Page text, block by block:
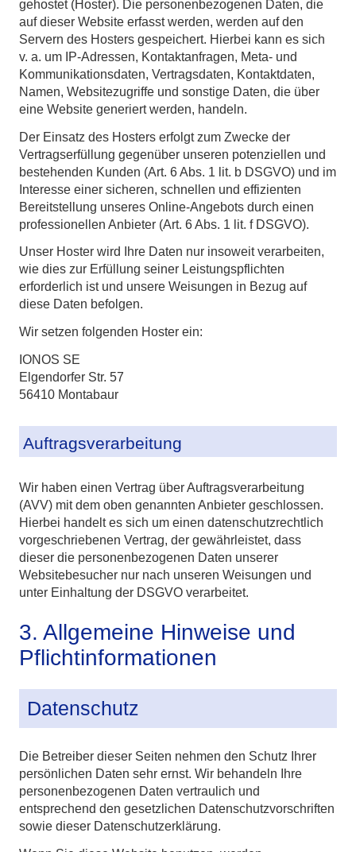
gehostet (Hoster). Die personenbezogenen Daten, die
auf dieser Website erfasst werden, werden auf den
Servern des Hosters gespeichert. Hierbei kann es sich
v. a. um IP-Adressen, Kontaktanfragen, Meta- und
Kommunikationsdaten, Vertragsdaten, Kontaktdaten,
Namen, Websitezugriffe und sonstige Daten, die über
eine Website generiert werden, handeln.
Der Einsatz des Hosters erfolgt zum Zwecke der
Vertragserfüllung gegenüber unseren potenziellen und
bestehenden Kunden (Art. 6 Abs. 1 lit. b DSGVO) und im
Interesse einer sicheren, schnellen und effizienten
Bereitstellung unseres Online-Angebots durch einen
professionellen Anbieter (Art. 6 Abs. 1 lit. f DSGVO).
Unser Hoster wird Ihre Daten nur insoweit verarbeiten,
wie dies zur Erfüllung seiner Leistungspflichten
erforderlich ist und unsere Weisungen in Bezug auf
diese Daten befolgen.
Wir setzen folgenden Hoster ein:
IONOS SE
Elgendorfer Str. 57
56410 Montabaur
Auftragsverarbeitung
Wir haben einen Vertrag über Auftragsverarbeitung
(AVV) mit dem oben genannten Anbieter geschlossen.
Hierbei handelt es sich um einen datenschutzrechtlich
vorgeschriebenen Vertrag, der gewährleistet, dass
dieser die personenbezogenen Daten unserer
Websitebesucher nur nach unseren Weisungen und
unter Einhaltung der DSGVO verarbeitet.
3. Allgemeine Hinweise und
Pflicht­informationen
Datenschutz
Die Betreiber dieser Seiten nehmen den Schutz Ihrer
persönlichen Daten sehr ernst. Wir behandeln Ihre
personenbezogenen Daten vertraulich und
entsprechend den gesetzlichen Datenschutzvorschriften
sowie dieser Datenschutzerklärung.